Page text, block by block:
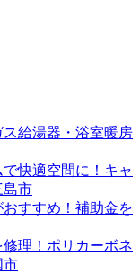
給湯器・浴室暖房
快適空間に！キャ
島市
すすめ！補助金を
理！ポリカーボネ
市